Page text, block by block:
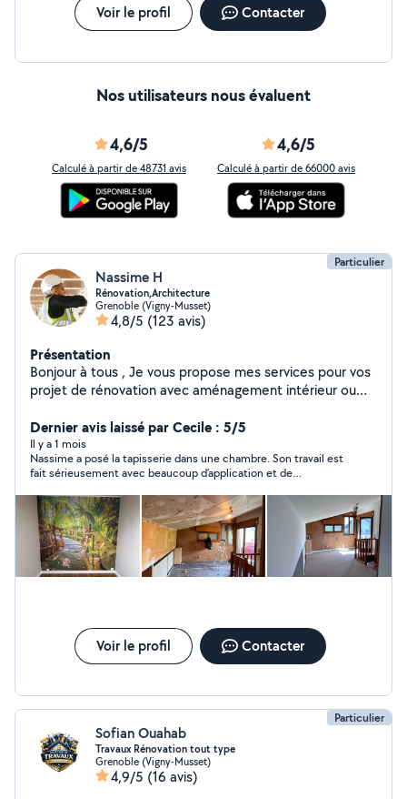
Voir le profil Contacter
Nos utilisateurs nous évaluent
4,6/5
Calculé à partir de 48731 avis
4,6/5
Calculé à partir de 66000 avis
Particulier
Nassime H
Rénovation,Architecture
Grenoble (Vigny-Musset)
4,8/5 (123 avis)
Présentation
Bonjour à tous , Je vous propose mes services pour vos
projet de rénovation avec aménagement intérieur ou
de papier peint ,placo , revêtements de sols ,pour
mettre en valeur votre bien. Mais également la pose de
votre de votre cuisine , meuble ,.. N'hésitez pas à
consulter les photos disponible sur mon profil pour avoir
un aperçu de mon travail . Pour plus d'informations
n'hésitez pas à me contacter directement .
Dernier avis laissé par Cecile : 5/5
Il y a 1 mois
Nassime a posé la tapisserie dans une chambre. Son travail est
fait sérieusement avec beaucoup d’application et de
prévu de revenir vers lui pour mes prochains travaux.
Voir le profil Contacter
Particulier
Sofian Ouahab
Travaux Rénovation tout type
Grenoble (Vigny-Musset)
4,9/5 (16 avis)